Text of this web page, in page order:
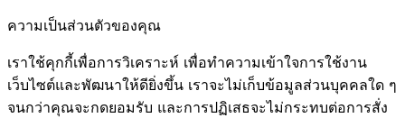
ความเป็นส่วนตัวของคุณ
เราใช้คุกกี้เพื่อการวิเคราะห์ เพื่อทำความเข้าใจการใช้งาน
เว็บไซต์และพัฒนาให้ดียิ่งขึ้น เราจะไม่เก็บข้อมูลส่วนบุคคลใด ๆ
จนกว่าคุณจะกดยอมรับ และการปฏิเสธจะไม่กระทบต่อการสั่ง